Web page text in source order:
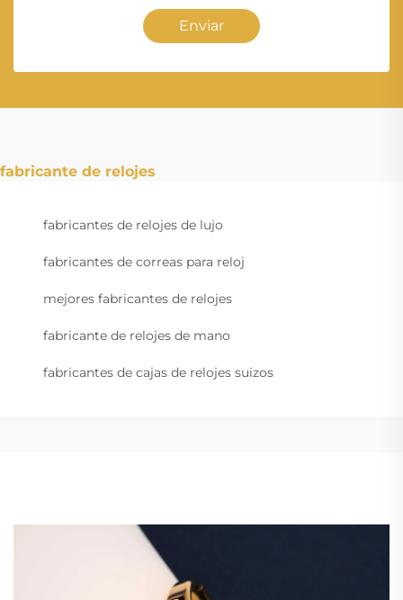
Enviar
fabricante de relojes
fabricantes de relojes de lujo
fabricantes de correas para reloj
mejores fabricantes de relojes
fabricante de relojes de mano
fabricantes de cajas de relojes suizos